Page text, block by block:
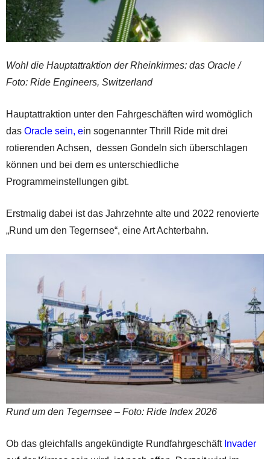
Wohl die Hauptattraktion der Rheinkirmes: das Oracle /
Foto: Ride Engineers, Switzerland
Hauptattraktion unter den Fahrgeschäften wird womöglich
das Oracle sein, ein sogenannter Thrill Ride mit drei
rotierenden Achsen, dessen Gondeln sich überschlagen
können und bei dem es unterschiedliche
Programmeinstellungen gibt.
Erstmalig dabei ist das Jahrzehnte alte und 2022 renovierte
„Rund um den Tegernsee“, eine Art Achterbahn.
Rund um den Tegernsee – Foto: Ride Index 2026
Ob das gleichfalls angekündigte Rundfahrgeschäft Invader